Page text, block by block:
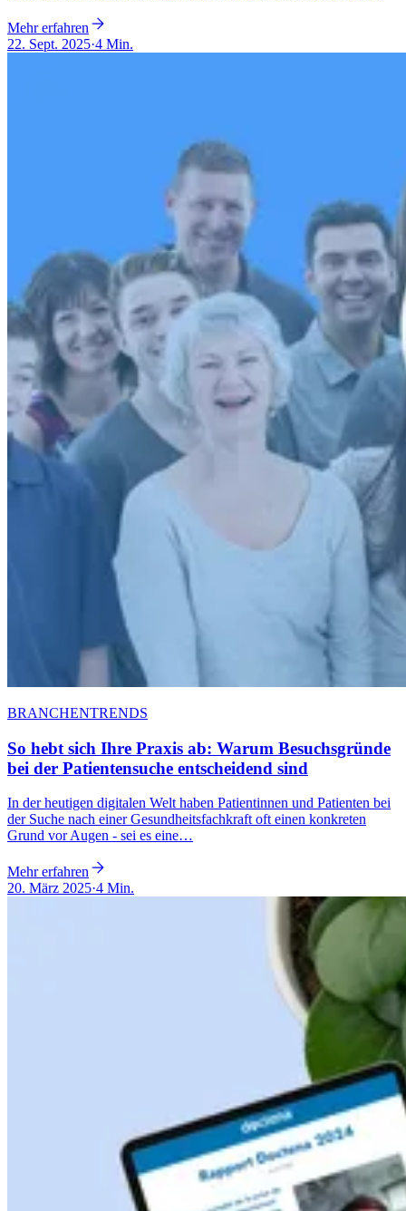
Mehr erfahren
22. Sept. 2025·4 Min.
BRANCHENTRENDS
So hebt sich Ihre Praxis ab: Warum Besuchsgründe
bei der Patientensuche entscheidend sind
In der heutigen digitalen Welt haben Patientinnen und Patienten bei
der Suche nach einer Gesundheitsfachkraft oft einen konkreten
Grund vor Augen - sei es eine…
Mehr erfahren
20. März 2025·4 Min.